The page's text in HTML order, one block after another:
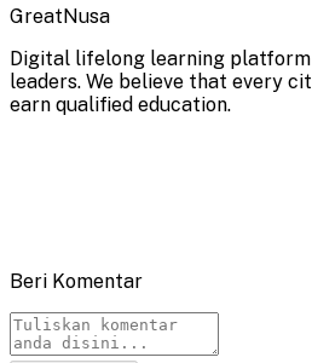
GreatNusa
Digital lifelong learning
leaders. We believe that every
earn qualified education.
Beri Komentar